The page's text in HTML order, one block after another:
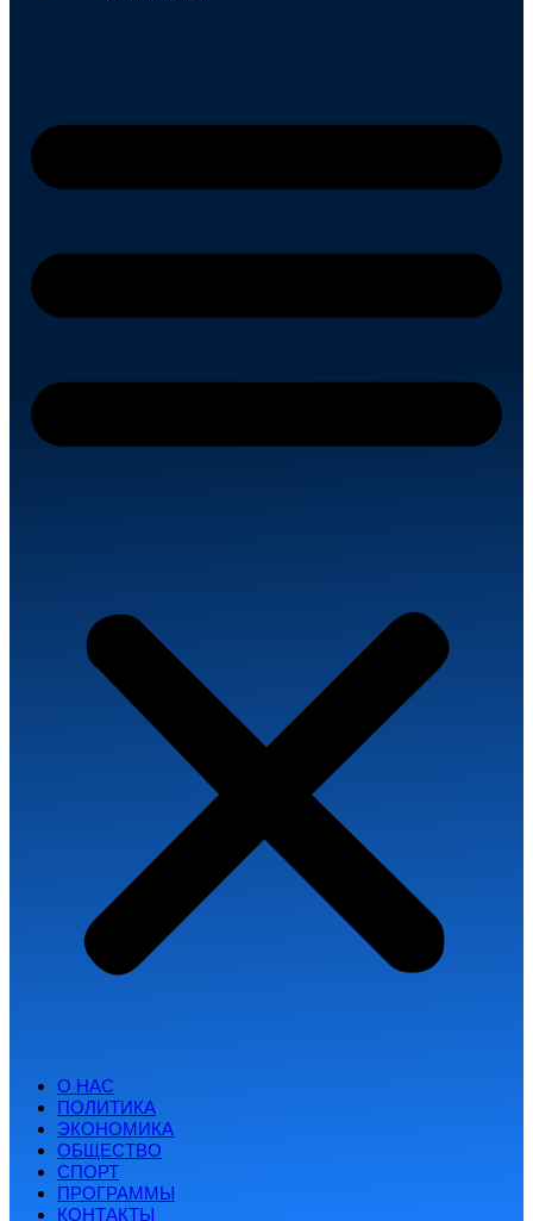
О НАС
ПОЛИТИКА
ЭКОНОМИКА
ОБЩЕСТВО
СПОРТ
ПРОГРАММЫ
КОНТАКТЫ